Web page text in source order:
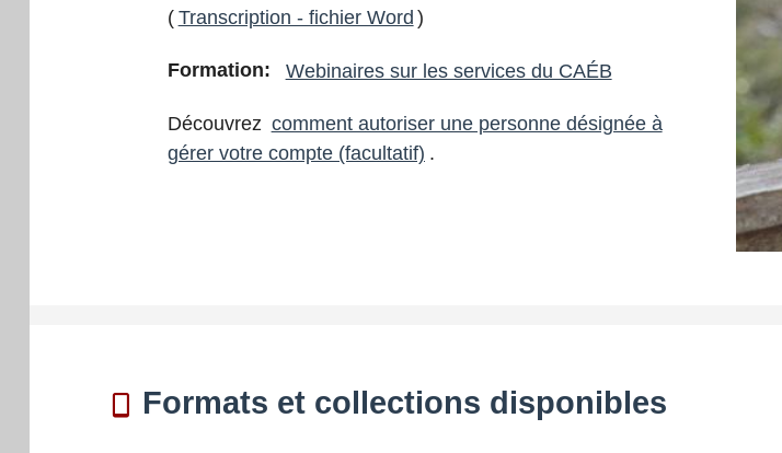
( Transcription - fichier Word )
Formation: Webinaires sur les services du CAÉB
Découvrez comment autoriser une personne désignée à
gérer votre compte (facultatif) .
Formats et collections disponibles